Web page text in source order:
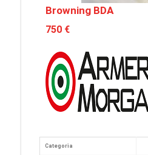
Browning BDA
750 €
Categoria